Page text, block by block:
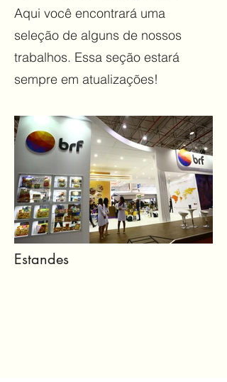
Aqui você encontrará uma
seleção de alguns de nossos
trabalhos. Essa seção estará
sempre em atualizações!
Estandes